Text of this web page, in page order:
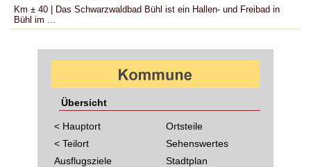
Km ± 40 | Das Schwarzwaldbad Bühl ist ein Hallen- und Freibad in
Bühl im ...
Übersicht
< Hauptort
< Teilort
Ausflugsziele
Ortsteile
Sehenswertes
Stadtplan